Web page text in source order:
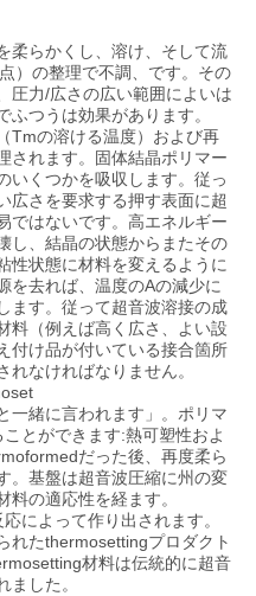
柔らかくし、溶け、そして流
）の整理で不調、です。その
圧力/広さの広い範囲によいは
つうは効果があります。
Tmの溶ける温度）および再
されます。固体結晶ポリマー
いくつかを吸収します。従っ
広さを要求する押す表面に超
ではないです。高エネルギー
し、結晶の状態からまたその
性状態に材料を変えるように
を去れば、温度のAの減少に
ます。従って超音波溶接の成
料（例えば高く広さ、よい設
付け品が付いている接合箇所
なければなりません。
一緒に言われます」。ポリマ
とができます:熱可塑性およ
だった後、再度柔ら
。基盤は超音波圧縮に州の変
の適応性を経ます。
によって作り出されます。
れたthermosettingプロダクト
材料は伝統的に超音
した。